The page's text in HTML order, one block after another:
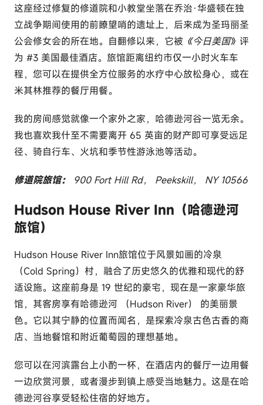
这座经过修复的修道院和小教堂坐落在乔治·华盛顿在独
立战争期间使用的前瞭望哨的遗址上，后来成为圣玛丽圣
公会修女会的所在地。自翻修以来，它被 《今日美国》评
为 #3 美国最佳酒店。旅馆距离纽约市仅一小时火车车
程，您可以在提供全方位服务的水疗中心放松身心，或在
米其林推荐的餐厅用餐。
我的房间感觉就像一个家外之家，哈德逊河谷一览无余。
我也喜欢我什至不需要离开 65 英亩的财产即可享受远足
径、骑自行车、火坑和季节性游泳池等活动。
修道院旅馆： 900 Fort Hill Rd， Peekskill， NY 10566
Hudson House River Inn（哈德逊河
旅馆）
Hudson House River Inn旅馆位于风景如画的冷泉
（Cold Spring）村，融合了历史悠久的优雅和现代的舒
适设施。这座前身是 19 世纪的豪宅，现在是一家豪华旅
馆，其客房享有哈德逊河 （Hudson River） 的美丽景
色。它以其宁静的位置而闻名，是探索冷泉古色古香的商
店、当地餐馆和附近葡萄园的理想基地。
您可以在河滨露台上小酌一杯，在酒店内的餐厅一边用餐
一边欣赏河景，或者漫步到镇上感受当地魅力。这是在哈
德逊河谷享受轻松住宿的好地方。